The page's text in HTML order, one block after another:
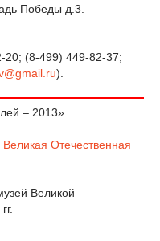
Победы д.3.
(8-499) 449-82-37;
).
– 2013»
Великая Отечественная
Великой